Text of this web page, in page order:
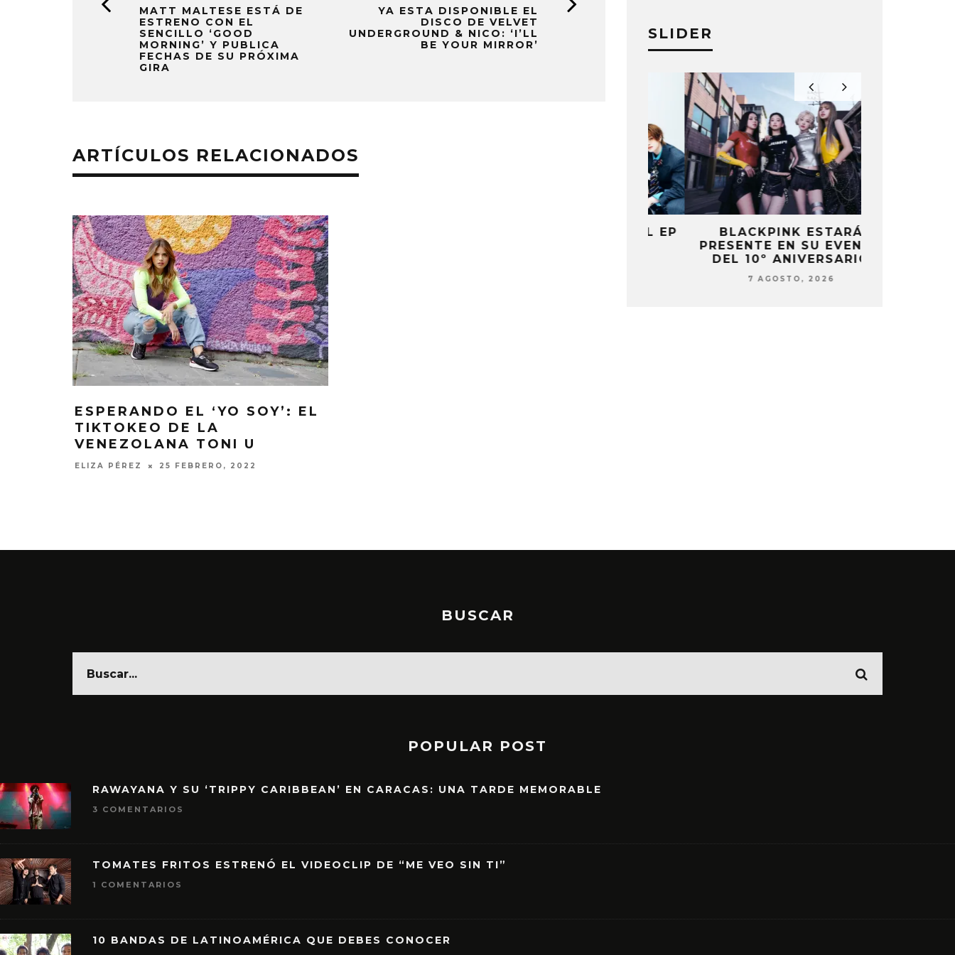
MATT MALTESE ESTÁ DE
ESTRENO CON EL
SENCILLO ‘GOOD
MORNING’ Y PUBLICA
FECHAS DE SU PRÓXIMA
GIRA
YA ESTA DISPONIBLE EL
DISCO DE VELVET
UNDERGROUND & NICO: ‘I’LL
BE YOUR MIRROR’
ARTÍCULOS RELACIONADOS
ESPERANDO EL ‘YO SOY’: EL
TIKTOKEO DE LA
VENEZOLANA TONI U
ELIZA PÉREZ 25 FEBRERO, 2022
SLIDER
MONET IN BLUE EXPLORA LA
FRAGILIDAD DEL TIEMPO
CON ‘ALONSO’
7 AGOSTO, 2026
JOAQUINA COMPARTE
‘VERANO EN LA CIUDAD’
7 AGOSTO, 2026
BLACKPINK ESTARÁ
PRESENTE EN SU EVENTO
DEL 10º ANIVERSARIO
7 AGOSTO, 2026
BUSCAR
POPULAR POST
RAWAYANA Y SU ‘TRIPPY CARIBBEAN’ EN CARACAS: UNA TARDE MEMORABLE
3 COMENTARIOS
TOMATES FRITOS ESTRENÓ EL VIDEOCLIP DE “ME VEO SIN TI”
1 COMENTARIOS
10 BANDAS DE LATINOAMÉRICA QUE DEBES CONOCER